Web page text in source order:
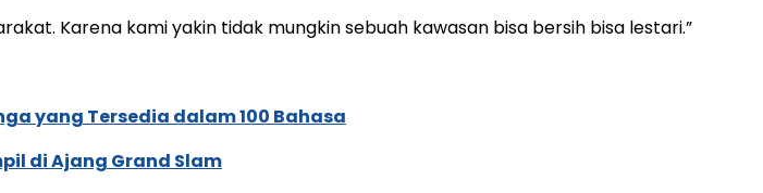
Karena kami yakin tidak mungkin sebuah kawasan bisa bersih bisa lestari.”
yang Tersedia dalam 100 Bahasa
di Ajang Grand Slam